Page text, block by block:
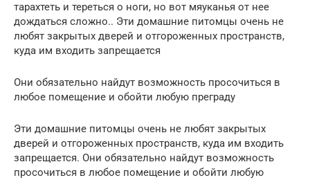
тарахтеть и тереться о ноги, но вот мяуканья от нее
дождаться сложно.. Эти домашние питомцы очень не
любят закрытых дверей и отгороженных пространств,
куда им входить запрещается
Они обязательно найдут возможность просочиться в
любое помещение и обойти любую преграду
Эти домашние питомцы очень не любят закрытых
дверей и отгороженных пространств, куда им входить
запрещается. Они обязательно найдут возможность
просочиться в любое помещение и обойти любую